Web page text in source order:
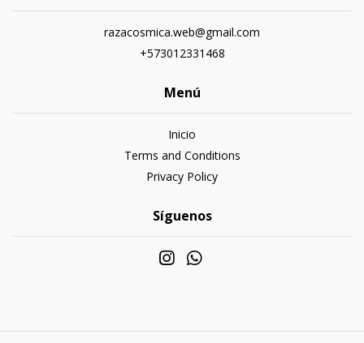
razacosmica.web@gmail.com
+573012331468
Menú
Inicio
Terms and Conditions
Privacy Policy
Síguenos